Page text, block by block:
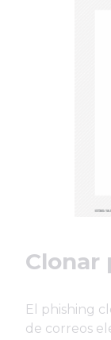
Clonar
El phishing
de correos